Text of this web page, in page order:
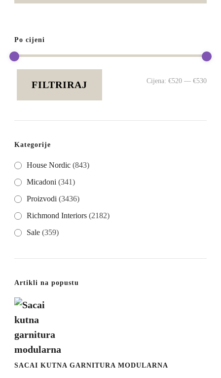
Po cijeni
Min
FILTRIRAJ Cijena: €520 — €530
Kategorije
House Nordic (843)
Micadoni (341)
Proizvodi (3436)
Richmond Interiors (2182)
Sale (359)
Artikli na popustu
SACAI KUTNA GARNITURA MODULARNA